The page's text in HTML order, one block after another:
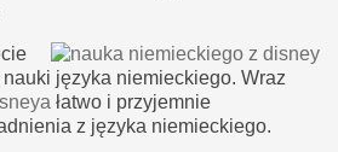
nauki języka niemieckiego. Wraz
łatwo i przyjemnie
z języka niemieckiego.